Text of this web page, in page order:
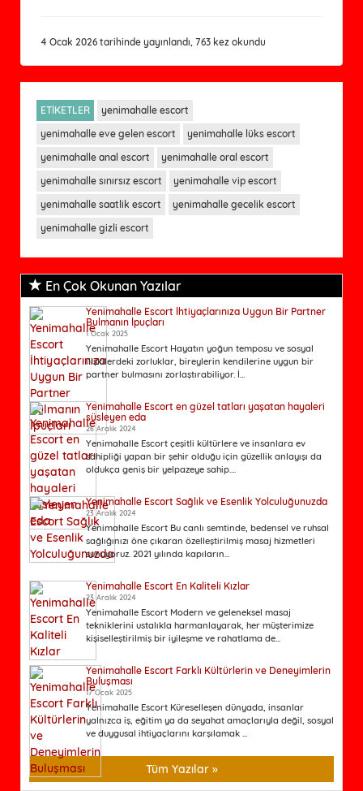
4 Ocak 2026 tarihinde yayınlandı, 763 kez okundu
ETİKETLER
yenimahalle escort
yenimahalle eve gelen escort
yenimahalle lüks escort
yenimahalle anal escort
yenimahalle oral escort
yenimahalle sınırsız escort
yenimahalle vip escort
yenimahalle saatlik escort
yenimahalle gecelik escort
yenimahalle gizli escort
En Çok Okunan Yazılar
Yenimahalle Escort İhtiyaçlarınıza Uygun Bir Partner
Bulmanın İpuçları
1 Ocak 2025
Yenimahalle Escort Hayatın yoğun temposu ve sosyal
ilişkilerdeki zorluklar, bireylerin kendilerine uygun bir
partner bulmasını zorlaştırabiliyor. İ...
Yenimahalle Escort en güzel tatları yaşatan hayaleri
süsleyen eda
26 Aralık 2024
Yenimahalle Escort çeşitli kültürlere ve insanlara ev
sahipliği yapan bir şehir olduğu için güzellik anlayışı da
oldukça geniş bir yelpazeye sahip....
Yenimahalle Escort Sağlık ve Esenlik Yolculuğunuzda
23 Aralık 2024
Yenimahalle Escort Bu canlı semtinde, bedensel ve ruhsal
sağlığınızı öne çıkaran özelleştirilmiş masaj hizmetleri
sunuyoruz. 2021 yılında kapıların...
Yenimahalle Escort En Kaliteli Kızlar
23 Aralık 2024
Yenimahalle Escort Modern ve geleneksel masaj
tekniklerini ustalıkla harmanlayarak, her müşterimize
kişiselleştirilmiş bir iyileşme ve rahatlama de...
Yenimahalle Escort Farklı Kültürlerin ve Deneyimlerin
Buluşması
17 Ocak 2025
Yenimahalle Escort Küreselleşen dünyada, insanlar
yalnızca iş, eğitim ya da seyahat amaçlarıyla değil, sosyal
ve duygusal ihtiyaçlarını karşılamak ...
Tüm Yazılar »